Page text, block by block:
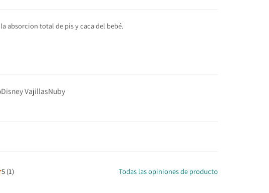
absorcion total de pis y caca del bebé.
Disney VajillasNuby
5 (1) Todas las opiniones de producto